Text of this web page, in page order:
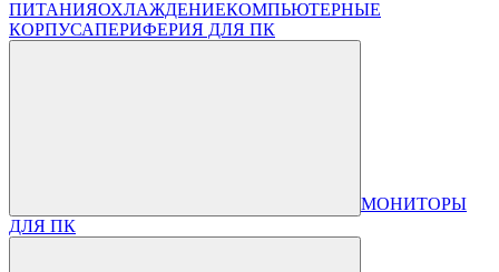
ПИТАНИЯОХЛАЖДЕНИЕКОМПЬЮТЕРНЫЕ
КОРПУСАПЕРИФЕРИЯ ДЛЯ ПК
МОНИТОРЫ
ДЛЯ ПК